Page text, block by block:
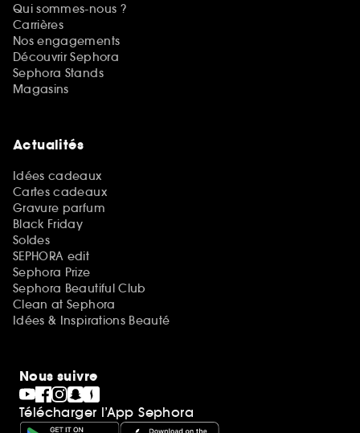
Qui sommes-nous ?
Carrières
Nos engagements
Découvrir Sephora
Sephora Stands
Magasins
Actualités
Idées cadeaux
Cartes cadeaux
Gravure parfum
Black Friday
Soldes
SEPHORA edit
Sephora Prize
Sephora Beautiful Club
Clean at Sephora
Idées & Inspirations Beauté
Nous suivre
Télécharger l’App Sephora